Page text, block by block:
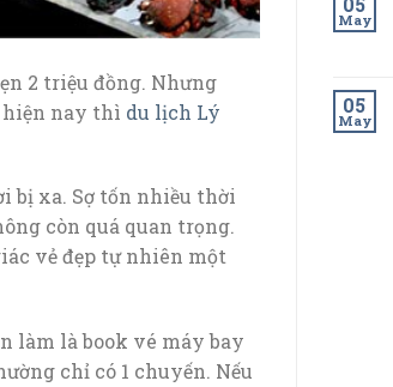
2 triệu đồng. Nhưng
hiện nay thì du lịch Lý
bị xa. Sợ tốn nhiều thời
còn quá quan trọng.
vẻ đẹp tự nhiên một
làm là book vé máy bay
chỉ có 1 chuyến. Nếu
May
05
May